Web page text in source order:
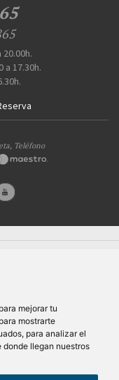
mejorar tu
mostrarte
para analizar el
llegan nuestros
a 17.30h.
Teléfono
25 Bajo. Lugo 27002 – España